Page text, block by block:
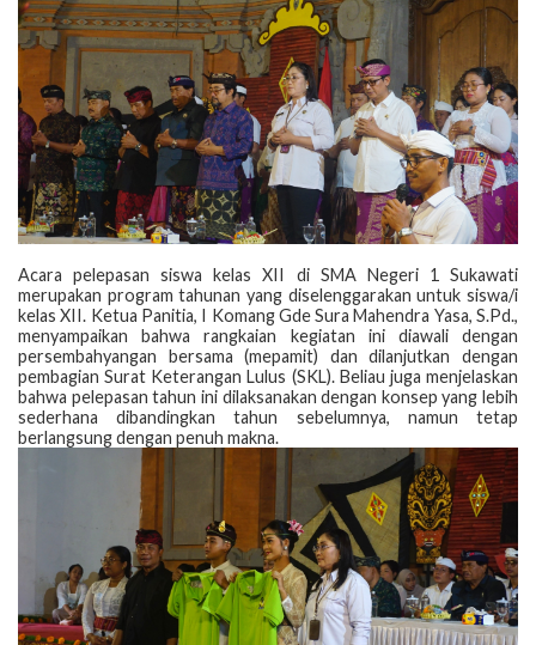
Acara pelepasan siswa kelas XII di SMA Negeri 1 Sukawati
merupakan program tahunan yang diselenggarakan untuk siswa/i
kelas XII. Ketua Panitia, I Komang Gde Sura Mahendra Yasa, S.Pd.,
menyampaikan bahwa rangkaian kegiatan ini diawali dengan
persembahyangan bersama (mepamit) dan dilanjutkan dengan
pembagian Surat Keterangan Lulus (SKL). Beliau juga menjelaskan
bahwa pelepasan tahun ini dilaksanakan dengan konsep yang lebih
sederhana dibandingkan tahun sebelumnya, namun tetap
berlangsung dengan penuh makna.